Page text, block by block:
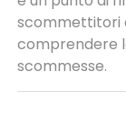
scommettitori
comprendere
scommesse.